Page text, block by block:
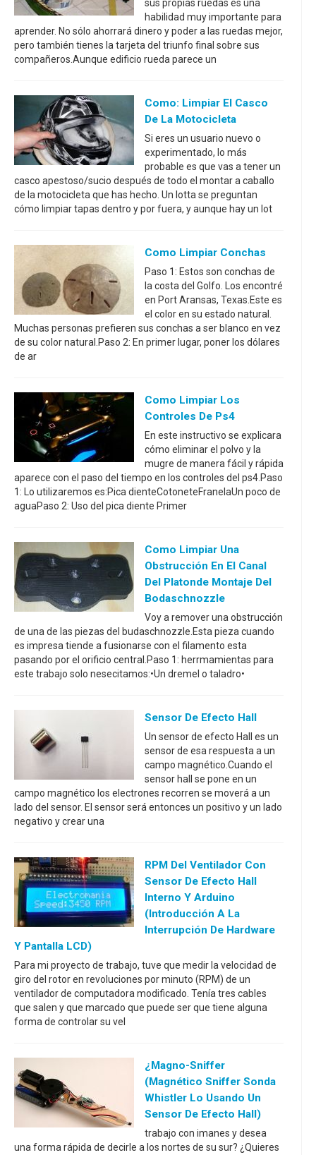
sus propias ruedas es una
habilidad muy importante para
aprender. No sólo ahorrará dinero y poder a las ruedas mejor,
pero también tienes la tarjeta del triunfo final sobre sus
compañeros.Aunque edificio rueda parece un
Como: Limpiar El Casco
De La Motocicleta
Si eres un usuario nuevo o
experimentado, lo más
probable es que vas a tener un
casco apestoso/sucio después de todo el montar a caballo
de la motocicleta que has hecho. Un lotta se preguntan
cómo limpiar tapas dentro y por fuera, y aunque hay un lot
Como Limpiar Conchas
Paso 1: Estos son conchas de
la costa del Golfo. Los encontré
en Port Aransas, Texas.Este es
el color en su estado natural.
Muchas personas prefieren sus conchas a ser blanco en vez
de su color natural.Paso 2: En primer lugar, poner los dólares
de ar
Como Limpiar Los
Controles De Ps4
En este instructivo se explicara
cómo eliminar el polvo y la
mugre de manera fácil y rápida
aparece con el paso del tiempo en los controles del ps4.Paso
1: Lo utilizaremos es:Pica dienteCotoneteFranelaUn poco de
aguaPaso 2: Uso del pica diente Primer
Como Limpiar Una
Obstrucción En El Canal
Del Platonde Montaje Del
Bodaschnozzle
Voy a remover una obstrucción
de una de las piezas del budaschnozzle.Esta pieza cuando
es impresa tiende a fusionarse con el filamento esta
pasando por el orificio central.Paso 1: herrmamientas para
este trabajo solo nesecitamos:•Un dremel o taladro•
Sensor De Efecto Hall
Un sensor de efecto Hall es un
sensor de esa respuesta a un
campo magnético.Cuando el
sensor hall se pone en un
campo magnético los electrones recorren se moverá a un
lado del sensor. El sensor será entonces un positivo y un lado
negativo y crear una
RPM Del Ventilador Con
Sensor De Efecto Hall
Interno Y Arduino
(introducción A La
Interrupción De Hardware
Y Pantalla LCD)
Para mi proyecto de trabajo, tuve que medir la velocidad de
giro del rotor en revoluciones por minuto (RPM) de un
ventilador de computadora modificado. Tenía tres cables
que salen y que marcado que puede ser que tiene alguna
forma de controlar su vel
¿Magno-Sniffer
(magnético Sniffer Sonda
Whistler Lo Usando Un
Sensor De Efecto Hall)
trabajo con imanes y desea
una forma rápida de decirle a los nortes de su sur? ¿Quieres